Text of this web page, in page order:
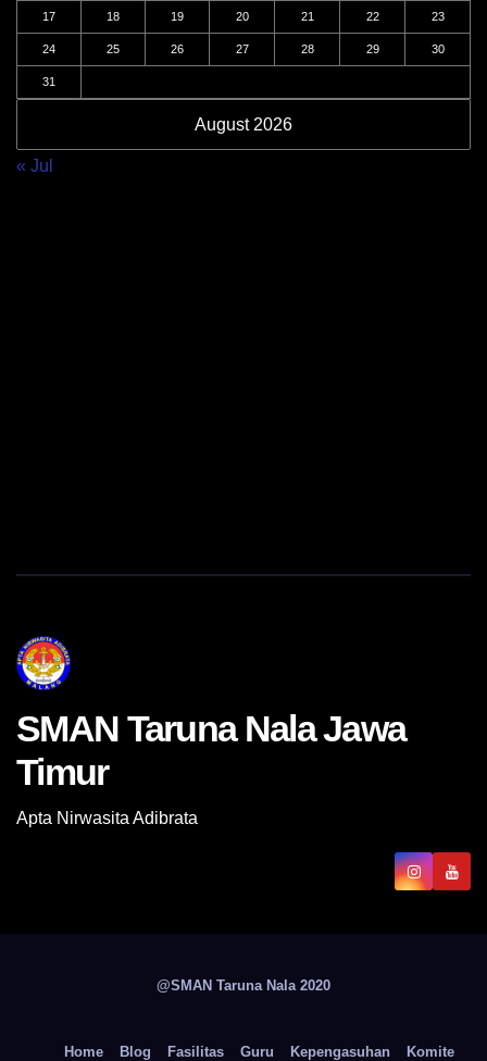
August 2026
17 18 19 20 21 22 23
24 25 26 27 28 29 30
31
« Jul
SMAN Taruna Nala Jawa
Timur
Apta Nirwasita Adibrata
@SMAN Taruna Nala 2020
Home Blog Fasilitas Guru Kepengasuhan Komite